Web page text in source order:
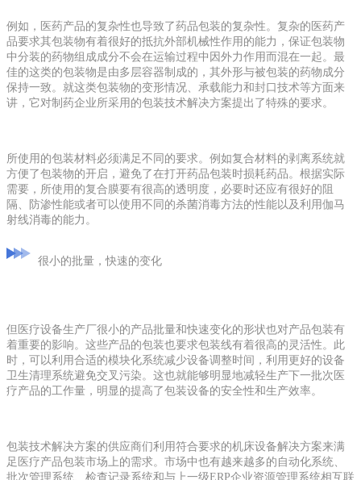
例如，医药产品的复杂性也导致了药品包装的复杂性。复杂的医药产
品要求其包装物有着很好的抵抗外部机械性作用的能力，保证包装物
中分装的药物组成成分不会在运输过程中因外力作用而混在一起。最
佳的这类的包装物是由多层容器制成的，其外形与被包装的药物成分
保持一致。就这类包装物的变形情况、承载能力和封口技术等方面来
讲，它对制药企业所采用的包装技术解决方案提出了特殊的要求。
所使用的包装材料必须满足不同的要求。例如复合材料的剥离系统就
方便了包装物的开启，避免了在打开药品包装时损耗药品。根据实际
需要，所使用的复合膜要有很高的透明度，必要时还应有很好的阻
隔、防渗性能或者可以使用不同的杀菌消毒方法的性能以及利用伽马
射线消毒的能力。
很小的批量，快速的变化
但医疗设备生产厂很小的产品批量和快速变化的形状也对产品包装有
着重要的影响。这些产品的包装也要求包装线有着很高的灵活性。此
时，可以利用合适的模块化系统减少设备调整时间，利用更好的设备
卫生清理系统避免交叉污染。这也就能够明显地减轻生产下一批次医
疗产品的工作量，明显的提高了包装设备的安全性和生产效率。
包装技术解决方案的供应商们利用符合要求的机床设备解决方案来满
足医疗产品包装市场上的需求。市场中也有越来越多的自动化系统、
批次管理系统、检查记录系统和与上一级ERP企业资源管理系统相互联